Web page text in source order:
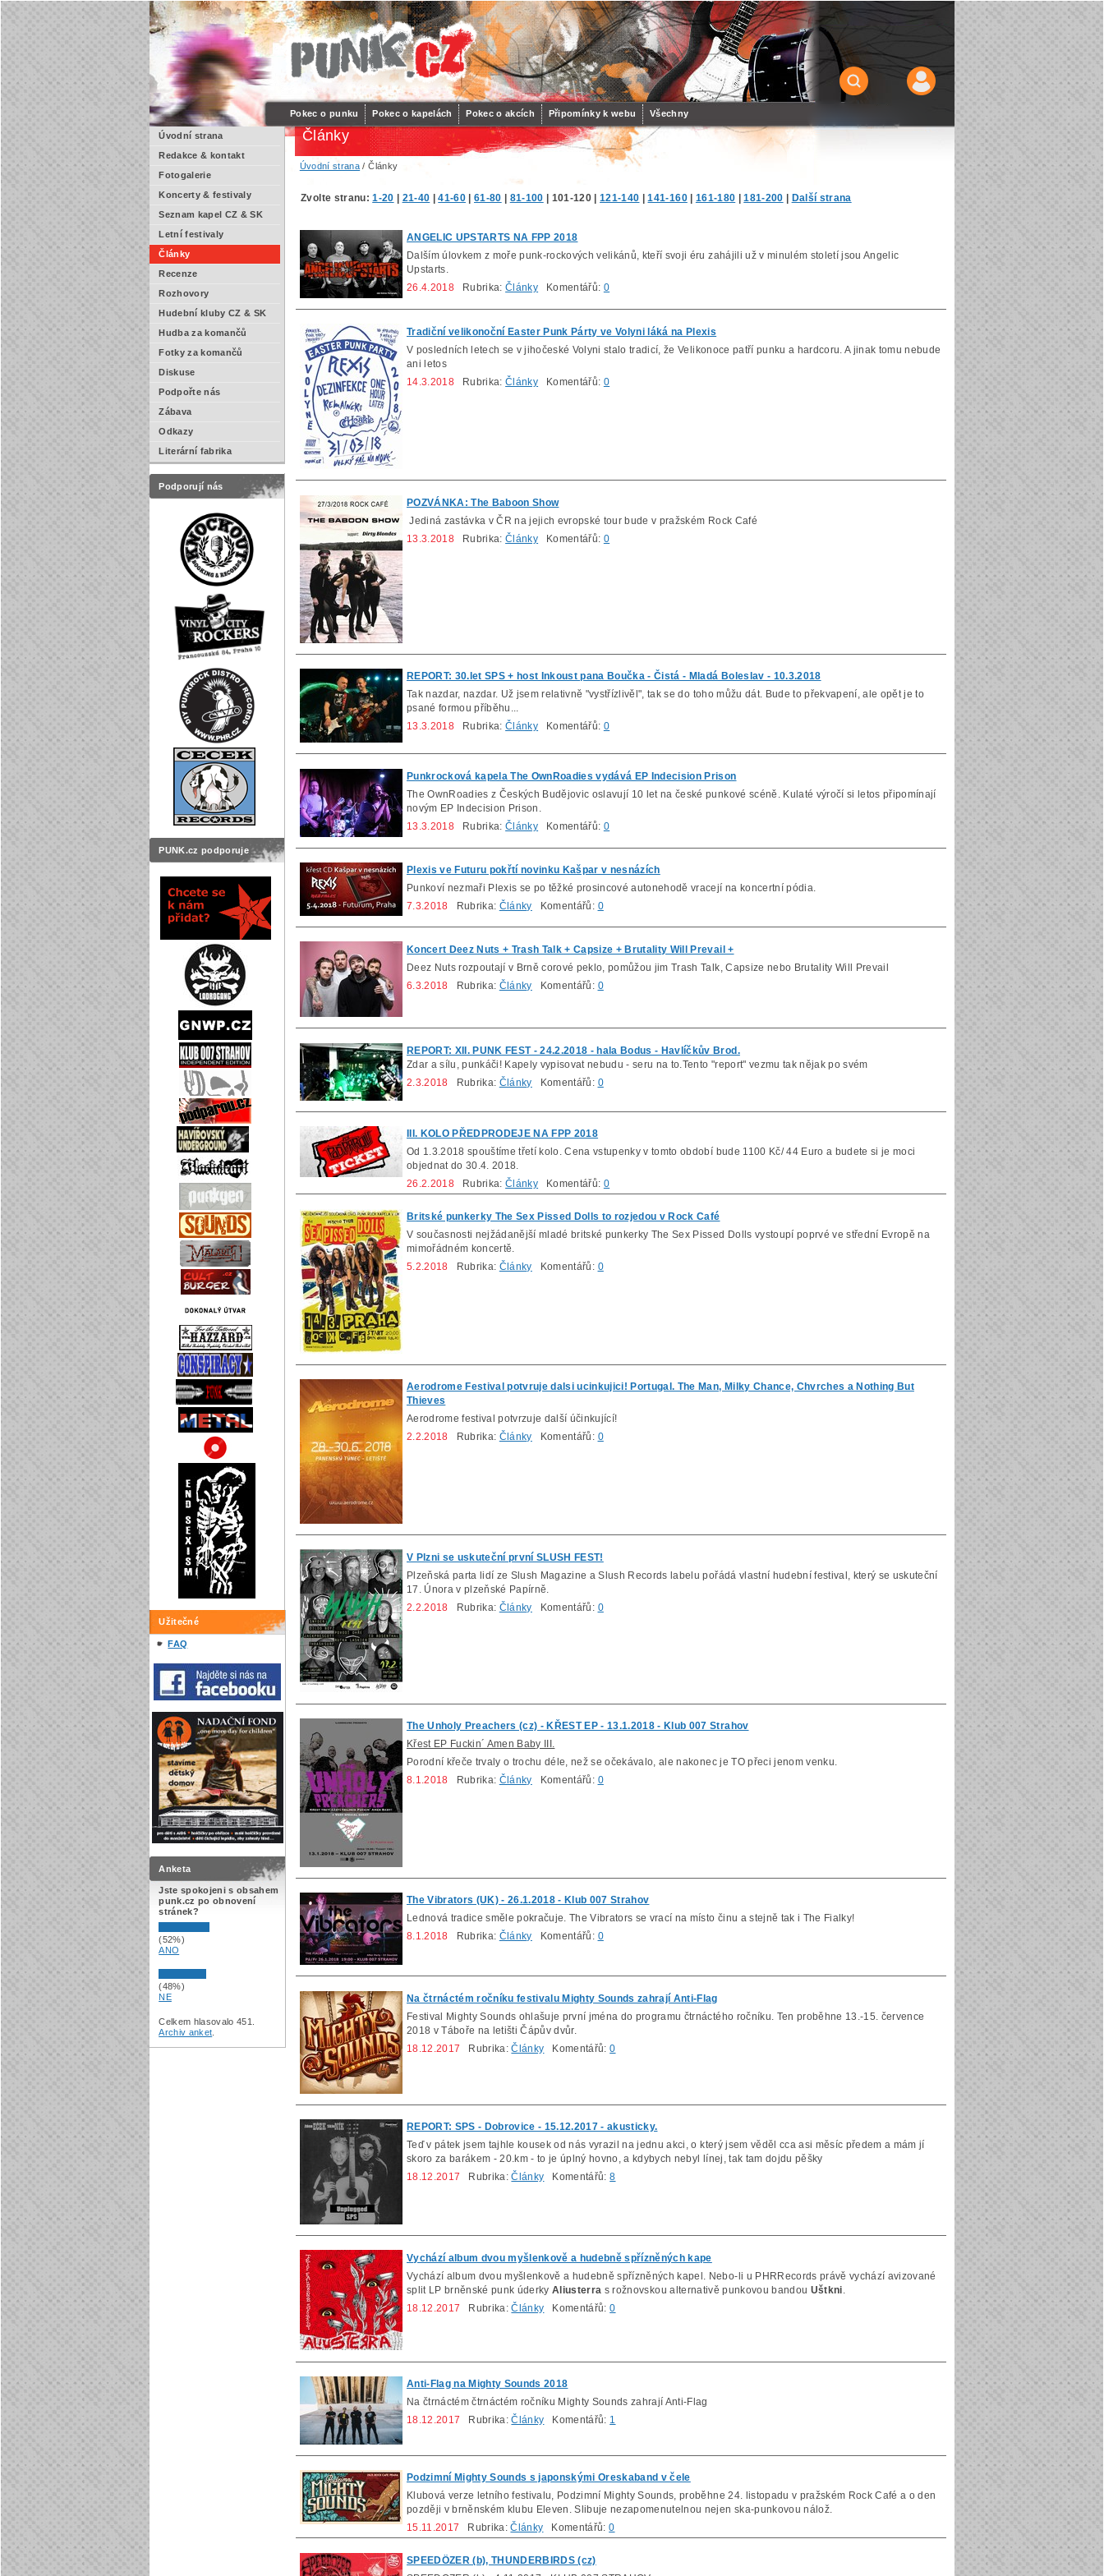
Pokec o punku Pokec o kapelách Pokec o akcích Připomínky k webu Všechny
Úvodní strana
Redakce & kontakt
Fotogalerie
Koncerty & festivaly
Seznam kapel CZ & SK
Letní festivaly
Články
Recenze
Rozhovory
Hudební kluby CZ & SK
Hudba za komančů
Fotky za komančů
Diskuse
Podpořte nás
Zábava
Odkazy
Literární fabrika
Podporují nás
PUNK.cz podporuje
Články
Úvodní strana / Články
Užitečné
FAQ
Zvolte stranu:1-20 21-40 |41-60| 61-80 81-100 101-120 |121-140 |141-160| 161-180 |181-200 Další strana
ANGELIC UPSTARTS NA FPP 2018
Dalším úlovkem z moře punk-rockových velikánů, kteří svoji éru zahájili už v minulém století jsou Angelic
Upstarts.
26.4.2018 Rubrika:Články Komentářů: 0
Tradiční velikonoční Easter Punk Párty ve Volyni láká na Plexis
V posledních letech se v jihočeské Volyni stalo tradicí, že Velikonoce patří punku a hardcoru. A jinak tomu nebude
ani letos
14.3.2018 Rubrika:Články Komentářů: 0
POZVÁNKA: The Baboon Show
Jediná zastávka v ČR na jejich evropské tour bude v pražském Rock Café
13.3.2018 Rubrika:Články Komentářů: 0
REPORT: 30.let SPS + host Inkoust pana Boučka - Čistá - Mladá Boleslav - 10.3.2018
Tak nazdar, nazdar. Už jsem relativně "vystřízlivěl", tak se do toho můžu dát. Bude to překvapení, ale opět je to
psané formou příběhu...
13.3.2018 Rubrika:Články Komentářů: 0
Punkrocková kapela The OwnRoadies vydává EP Indecision Prison
The OwnRoadies z Českých Budějovic oslavují 10 let na české punkové scéně. Kulaté výročí si letos připomínají
novým EP Indecision Prison.
13.3.2018 Rubrika:Články Komentářů: 0
Plexis ve Futuru pokřtí novinku Kašpar v nesnázích
Punkoví nezmaři Plexis se po těžké prosincové autonehodě vracejí na koncertní pódia.
7.3.2018 Rubrika: Články Komentářů: 0
Koncert Deez Nuts + Trash Talk + Capsize + Brutality Will Prevail +
Deez Nuts rozpoutají v Brně corové peklo, pomůžou jim Trash Talk, Capsize nebo Brutality Will Prevail
6.3.2018 Rubrika: Články Komentářů: 0
REPORT: XII. PUNK FEST - 24.2.2018 - hala Bodus - Havlíčkův Brod.
Zdar a sílu, punkáči! Kapely vypisovat nebudu - seru na to.Tento "report" vezmu tak nějak po svém
2.3.2018 Rubrika: Články Komentářů: 0
III. KOLO PŘEDPRODEJE NA FPP 2018
Od 1.3.2018 spouštíme třetí kolo. Cena vstupenky v tomto období bude 1100 Kč/ 44 Euro a budete si je moci
objednat do 30.4. 2018.
26.2.2018 Rubrika:Články Komentářů: 0
Britské punkerky The Sex Pissed Dolls to rozjedou v Rock Café
V současnosti nejžádanější mladé britské punkerky The Sex Pissed Dolls vystoupí poprvé ve střední Evropě na
mimořádném koncertě.
5.2.2018 Rubrika: Články Komentářů: 0
Aerodrome Festival potvruje dalsi ucinkujici! Portugal. The Man, Milky Chance, Chvrches a Nothing But
Thieves
Aerodrome festival potvrzuje další účinkující!
2.2.2018 Rubrika: Články Komentářů: 0
V Plzni se uskuteční první SLUSH FEST!
Plzeňská parta lidí ze Slush Magazine a Slush Records labelu pořádá vlastní hudební festival, který se uskuteční
17. Února v plzeňské Papírně.
2.2.2018 Rubrika: Články Komentářů: 0
The Unholy Preachers (cz) - KŘEST EP - 13.1.2018 - Klub 007 Strahov
Křest EP Fuckin´ Amen Baby III.
Porodní křeče trvaly o trochu déle, než se očekávalo, ale nakonec je TO přeci jenom venku.
8.1.2018 Rubrika: Články Komentářů: 0
The Vibrators (UK) - 26.1.2018 - Klub 007 Strahov
Lednová tradice směle pokračuje. The Vibrators se vrací na místo činu a stejně tak i The Fialky!
8.1.2018 Rubrika: Články Komentářů: 0
Na čtrnáctém ročníku festivalu Mighty Sounds zahrají Anti-Flag
Festival Mighty Sounds ohlašuje první jména do programu čtrnáctého ročníku. Ten proběhne 13.-15. července
2018 v Táboře na letišti Čápův dvůr.
18.12.2017 Rubrika:Články Komentářů:0
REPORT: SPS - Dobrovice - 15.12.2017 - akusticky.
Teď v pátek jsem tajhle kousek od nás vyrazil na jednu akci, o který jsem věděl cca asi měsíc předem a mám jí
skoro za barákem - 20.km - to je úplný hovno, a kdybych nebyl línej, tak tam dojdu pěšky
18.12.2017 Rubrika:Články Komentářů:8
Vychází album dvou myšlenkově a hudebně spřízněných kape
Vychází album dvou myšlenkově a hudebně spřízněných kapel. Nebo-li u PHRRecords právě vychází avizované
split LP brněnské punk úderkyAliusterra s rožnovskou alternativě punkovou bandou Uštkni
18.12.2017 Rubrika:Články Komentářů:0
Anti-Flag na Mighty Sounds 2018
Na čtrnáctém čtrnáctém ročníku Mighty Sounds zahrají Anti-Flag
18.12.2017 Rubrika:Články Komentářů: 1
Podzimní Mighty Sounds s japonskými Oreskaband v čele
Klubová verze letního festivalu, Podzimní Mighty Sounds, proběhne 24. listopadu v pražském Rock Café a o den
později v brněnském klubu Eleven. Slibuje nezapomenutelnou nejen ska-punkovou nálož.
15.11.2017 Rubrika:Články Komentářů:0
SPEEDÖZER (b), THUNDERBIRDS (cz)
Anketa
Jste spokojeni s obsahem
punk.cz po obnovení
stránek?
(52%)
ANO
(48%)
NE
Celkem hlasovalo 451.
Archiv anket